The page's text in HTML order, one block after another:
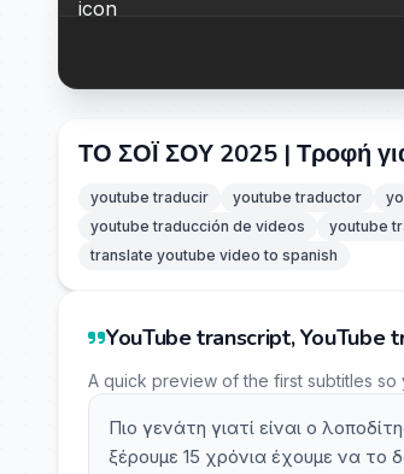
ΤΟ ΣΟΪ ΣΟΥ 2025 | Τροφή
youtube traducir youtube traductor
youtube traducción de videos
youtube
translate youtube video to spanish
YouTube transcript, YouTube
A quick preview of the first subtitles
Πιο γενάτη γιατί είναι ο
ξέρουμε 15 χρόνια έχουμε να το